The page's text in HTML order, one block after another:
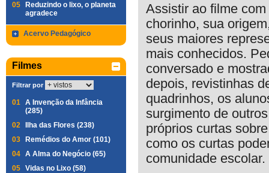
05
Reduzindo o lixo, o planeta
agradece
Acervo Pedagógico
Filmes
Filtrar por
01 A Invenção da Infância
(285)
02
Ilha das Flores (238)
03
Remédios do Amor (101)
04 A Alma do Negócio (65)
05 Vidas no Lixo (58)
Assistir ao filme
chorinho, sua
seus maiores
mais conhecidos.
conversado e
depois, revistinhas
quadrinhos, os
surgimento de
próprios curtas
como os curtas
comunidade escolar.